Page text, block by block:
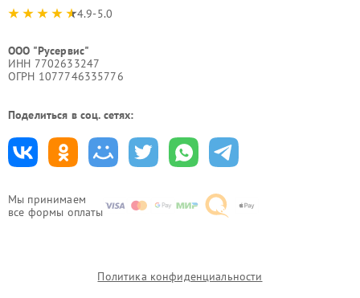
Мы принимаем
все формы оплаты
4.9-5.0
ООО "Русервис"
ИНН 7702633247
ОГРН 1077746335776
Поделиться в соц. сетях:
Политика конфиденциальности